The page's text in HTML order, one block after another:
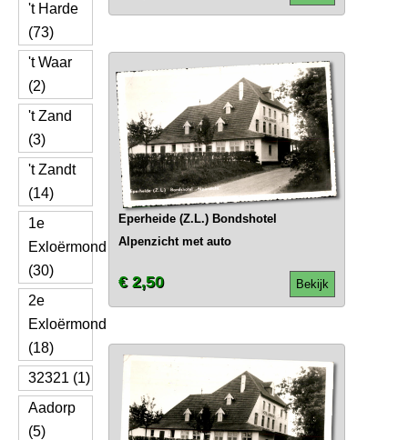
't Harde
(73)
't Waar
(2)
't Zand
(3)
't Zandt
(14)
1e
Exloërmond
(30)
2e
Exloërmond
(18)
32321 (1)
Aadorp
(5)
Eperheide (Z.L.) Bondshotel
Alpenzicht met auto
Bekijk
€ 2,50